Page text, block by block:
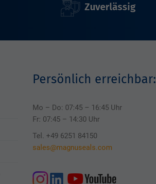
Zuverlässig
Persönlich erreichbar:
Mo – Do: 07:45 – 16:45 Uhr
Fr: 07:45 – 14:30 Uhr
Tel. +49 6251 84150
sales@magnuseals.com